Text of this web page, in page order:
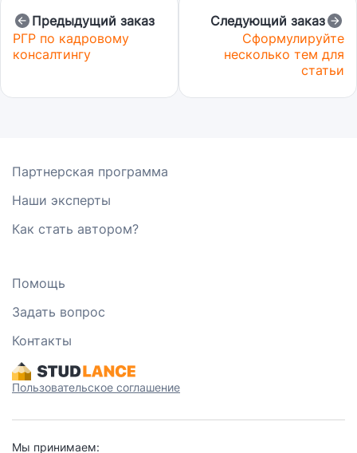
Предыдущий заказ
РГР по кадровому
консалтингу
Следующий заказ
Cформулируйте
несколько тем для
статьи
Партнерская программа
Наши эксперты
Как стать автором?
Помощь
Задать вопрос
Контакты
Пользовательское соглашение
Мы принимаем: